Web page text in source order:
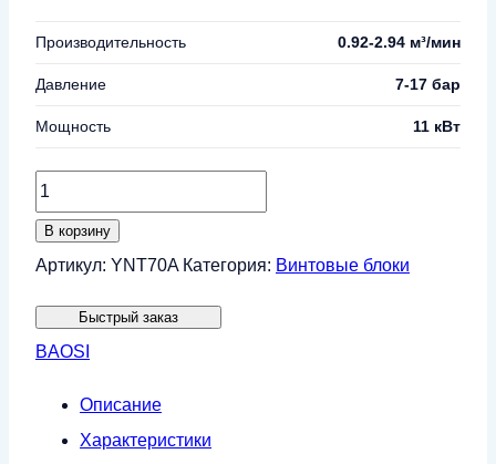
Производительность 0.92-2.94 м³/мин
Давление 7-17 бар
Мощность 11 кВт
Количество
товара
Винтовой
BAOSI
YNT70A
В корзину
Артикул: YNT70A Категория: Винтовые блоки
Быстрый заказ
BAOSI
Описание
Характеристики